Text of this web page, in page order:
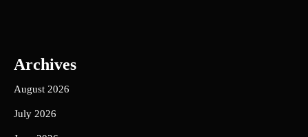
Archives
August 2026
July 2026